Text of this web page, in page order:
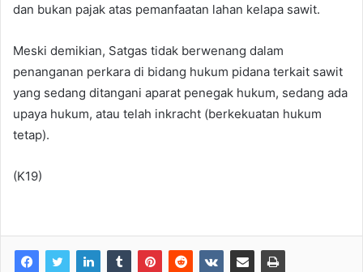
dan bukan pajak atas pemanfaatan lahan kelapa sawit.
Meski demikian, Satgas tidak berwenang dalam
penanganan perkara di bidang hukum pidana terkait sawit
yang sedang ditangani aparat penegak hukum, sedang ada
upaya hukum, atau telah inkracht (berkekuatan hukum
tetap).
(K19)